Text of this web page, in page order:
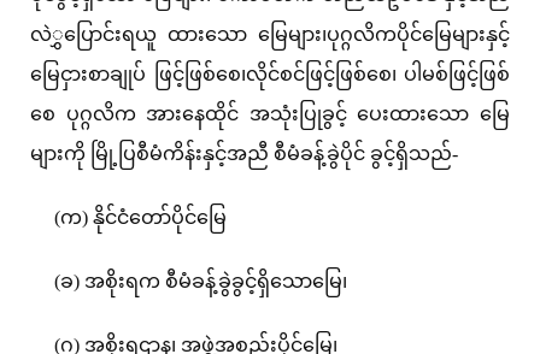
လဲွှပြောင်းရယူ ထားသော မြေများ၊ပုဂ္ဂလိကပိုင်မြေများနှင့်
မြေငှားစာချုပ် ဖြင့်ဖြစ်စေ၊လိုင်စင်ဖြင့်ဖြစ်စေ၊ ပါမစ်ဖြင့်ဖြစ်
စေ ပုဂ္ဂလိက အားနေထိုင် အသုံးပြုခွင့် ပေးထားသော မြေ
များကို မြို့ပြစီမံကိန်းနှင့်အညီ စီမံခန့်ခွဲပိုင် ခွင့်ရှိသည်-
(က) နိုင်ငံတော်ပိုင်မြေ
(ခ) အစိုးရက စီမံခန့်ခွဲခွင့်ရှိသောမြေ၊
(ဂ) အစိုးရဌာန၊ အဖွဲ့အစည်းပိုင်မြေ၊